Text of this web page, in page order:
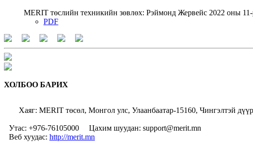
MERIT төслийн техникийн зөвлөх: Рэймонд Жервейс 2022 оны
PDF
ХОЛБОО БАРИХ
Хаяг: MERIT төсөл, Монгол улс, Улаанбаатар-15160, Чингэлтэй
Утас: +976-76105000
Цахим шуудан: support@merit.mn
Веб хуудас: http://merit.mn